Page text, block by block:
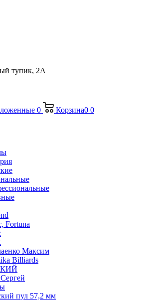
тупик, 2А
0 Корзина0 0
Fortuna
Максим
Billiards
пул 57,2 мм